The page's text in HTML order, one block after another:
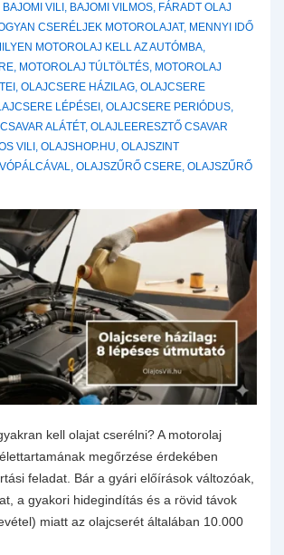
BAJOMI VILI , BAJOMI VILMOS, FÁRADT OLAJ
CSERÉLJEK MOTOROLAJAT, MENNYI IDŐ
MOTOROLAJ KELL AZ AUTÓMBA,
, MOTOROLAJ TÚLTÖLTÉS, MOTOROLAJ
, OLAJCSERE HÁZILAG, OLAJCSERE
LÉPÉSEI , OLAJCSERE PERIÓDUS,
ALÁTÉT, OLAJLEERESZTŐ CSAVAR
VILI , OLAJSHOP.HU, OLAJSZINT
, OLAJSZŰRŐ CSERE, OLAJSZŰRŐ
kell olajat cserélni? A motorolaj
megőrzése érdekében
feladat. Bár a gyári előírások változóak,
a gyakori hidegindítás és a rövid távok
miatt az olajcserét általában 10.000